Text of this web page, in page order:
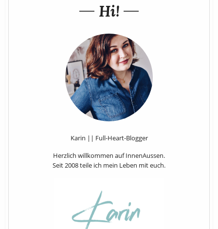
Hi!
Karin || Full-Heart-Blogger
Herzlich willkommen auf InnenAussen.
Seit 2008 teile ich mein Leben mit euch.